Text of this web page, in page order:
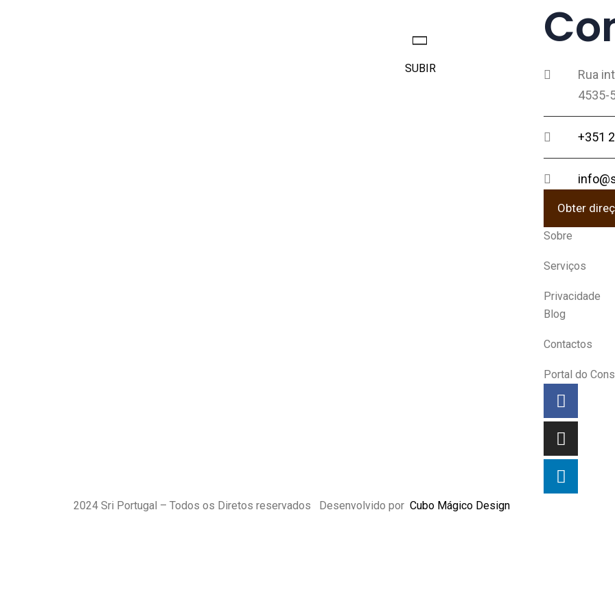
SUBIR
Rua
4535-
+351
Obter
Sobre
Serviços
Privacidade
Blog
Contactos
Portal do
2024 Sri Portugal – Todos os Diretos reservados Desenvolvido por Cubo Mágico Design